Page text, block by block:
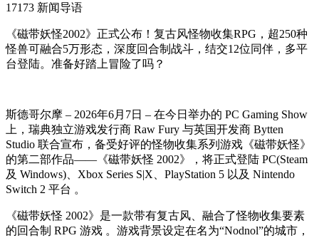
17173 新闻导语
《磁带妖怪2002》正式公布！复古风怪物收集RPG，超250种
怪兽可融合5万形态，深度回合制战斗，结交12位同伴，多平
台登陆。准备好踏上冒险了吗？
斯德哥尔摩 – 2026年6月7日 – 在今日举办的 PC Gaming Show
上，瑞典独立游戏发行商 Raw Fury 与英国开发商 Bytten
Studio 联合宣布，备受好评的怪物收集系列游戏《磁带妖怪》
的第二部作品——《磁带妖怪 2002》，将正式登陆 PC(Steam
及 Windows)、Xbox Series S|X、PlayStation 5 以及 Nintendo
Switch 2 平台 。
《磁带妖怪 2002》是一款带有复古风、融合了怪物收集要素
的回合制 RPG 游戏 。游戏背景设定在名为“Nodnol”的城市，